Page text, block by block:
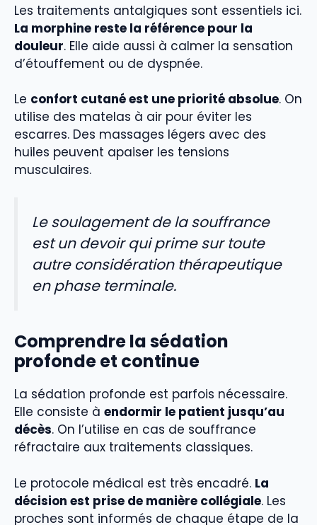
Les traitements antalgiques sont essentiels ici.
La morphine reste la référence pour la
douleur. Elle aide aussi à calmer la sensation
d’étouffement ou de dyspnée.
Le confort cutané est une priorité absolue. On
utilise des matelas à air pour éviter les
escarres. Des massages légers avec des
huiles peuvent apaiser les tensions
musculaires.
Le soulagement de la souffrance
est un devoir qui prime sur toute
autre considération thérapeutique
en phase terminale.
Comprendre la sédation
profonde et continue
La sédation profonde est parfois nécessaire.
Elle consiste à endormir le patient jusqu’au
décès. On l’utilise en cas de souffrance
réfractaire aux traitements classiques.
Le protocole médical est très encadré. La
décision est prise de manière collégiale. Les
proches sont informés de chaque étape de la